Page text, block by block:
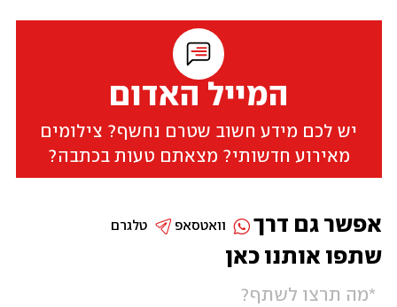
המייל האדום
יש לכם מידע חשוב שטרם נחשף? צילומים
מאירוע חדשותי? מצאתם טעות בכתבה?
שתפו אותנו כאן
אפשר גם דרך טלגרם וואטסאפ